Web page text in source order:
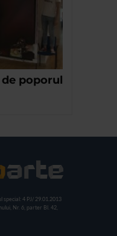
poporul
4 PJ/ 29.01.2013
Nr. 6, parter Bl. 42,